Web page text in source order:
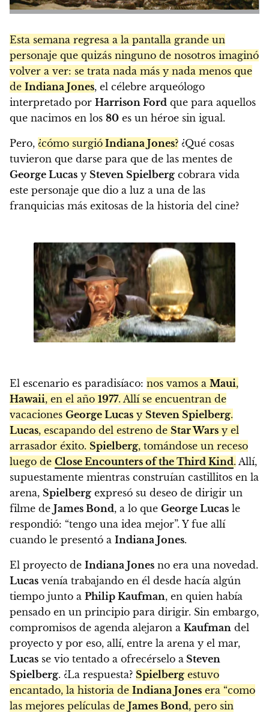
Esta semana regresa a la pantalla grande un
personaje que quizás ninguno de nosotros imaginó
volver a ver: se trata nada más y nada menos que
de Indiana Jones, el célebre arqueólogo
interpretado por Harrison Ford que para aquellos
que nacimos en los 80 es un héroe sin igual.
Pero, ¿cómo surgió Indiana Jones? ¿Qué cosas
tuvieron que darse para que de las mentes de
George Lucas y Steven Spielberg cobrara vida
este personaje que dio a luz a una de las
franquicias más exitosas de la historia del cine?
El escenario es paradisíaco: nos vamos a Maui,
Hawaii, en el año 1977. Allí se encuentran de
vacaciones George Lucas y Steven Spielberg.
Lucas, escapando del estreno de Star Wars y el
arrasador éxito. Spielberg, tomándose un receso
luego de Close Encounters of the Third Kind. Allí,
supuestamente mientras construían castillitos en la
arena, Spielberg expresó su deseo de dirigir un
filme de James Bond, a lo que George Lucas le
respondió: “tengo una idea mejor”. Y fue allí
cuando le presentó a Indiana Jones.
El proyecto de Indiana Jones no era una novedad.
Lucas venía trabajando en él desde hacía algún
tiempo junto a Philip Kaufman, en quien había
pensado en un principio para dirigir. Sin embargo,
compromisos de agenda alejaron a Kaufman del
proyecto y por eso, allí, entre la arena y el mar,
Lucas se vio tentado a ofrecérselo a Steven
Spielberg. ¿La respuesta? Spielberg estuvo
encantado, la historia de Indiana Jones era “como
las mejores películas de James Bond, pero sin